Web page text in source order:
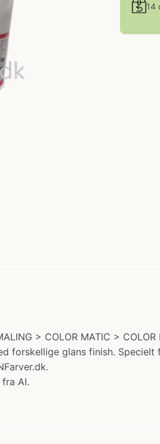
14
> COLOR MATIC >
forskellige glans finish.
AI.